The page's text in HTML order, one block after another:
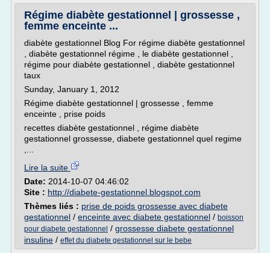
Régime diabète gestationnel | grossesse ,
femme enceinte ...
diabète gestationnel Blog For régime diabète gestationnel
, diabète gestationnel régime , le diabète gestationnel ,
régime pour diabète gestationnel , diabète gestationnel
taux
Sunday, January 1, 2012
Régime diabète gestationnel | grossesse , femme
enceinte , prise poids
recettes diabète gestationnel , régime diabète
gestationnel grossesse, diabete gestationnel quel regime
Lire la suite
Date: 2014-10-07 04:46:02
Site : http://diabete-gestationnel.blogspot.com
Thèmes liés : prise de poids grossesse avec diabete
gestationnel / enceinte avec diabete gestationnel / boisson
pour diabete gestationnel / grossesse diabete gestationnel
insuline / effet du diabete gestationnel sur le bebe